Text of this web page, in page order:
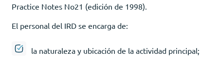
Practice Notes No21 (edición de 1998).
El personal del IRD se encarga de:
la naturaleza y ubicación de la actividad principal;